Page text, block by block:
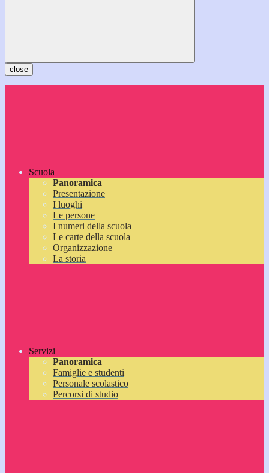
close
Scuola
Panoramica
Presentazione
I luoghi
Le persone
I numeri della scuola
Le carte della scuola
Organizzazione
La storia
Servizi
Panoramica
Famiglie e studenti
Personale scolastico
Percorsi di studio